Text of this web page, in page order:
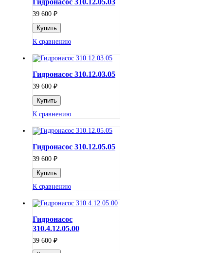
Гидронасос 310.12.05.03
39 600 ₽
К сравнению
Гидронасос 310.12.03.05
39 600 ₽
К сравнению
Гидронасос 310.12.05.05
39 600 ₽
К сравнению
Гидронасос
310.4.12.05.00
39 600 ₽